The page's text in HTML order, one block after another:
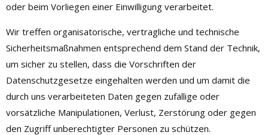
oder beim Vorliegen einer Einwilligung verarbeitet.
Wir treffen organisatorische, vertragliche und technische
Sicherheitsmaßnahmen entsprechend dem Stand der Technik,
um sicher zu stellen, dass die Vorschriften der
Datenschutzgesetze eingehalten werden und um damit die
durch uns verarbeiteten Daten gegen zufällige oder
vorsätzliche Manipulationen, Verlust, Zerstörung oder gegen
den Zugriff unberechtigter Personen zu schützen.